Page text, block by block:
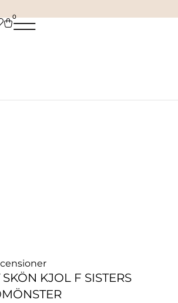
0
SKÖN KJOL F SISTERS